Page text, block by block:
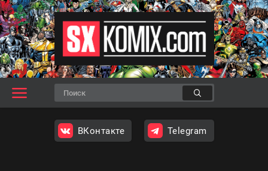
ВКонтакте Telegram